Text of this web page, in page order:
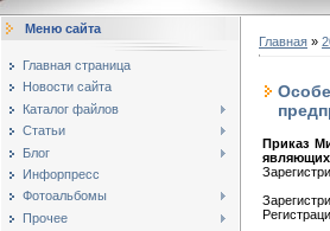
Меню сайта
Главная страница
Новости сайта
Каталог файлов
Статьи
Блог
Инфорпресс
Фотоальбомы
Прочее
Главная »
Приказ